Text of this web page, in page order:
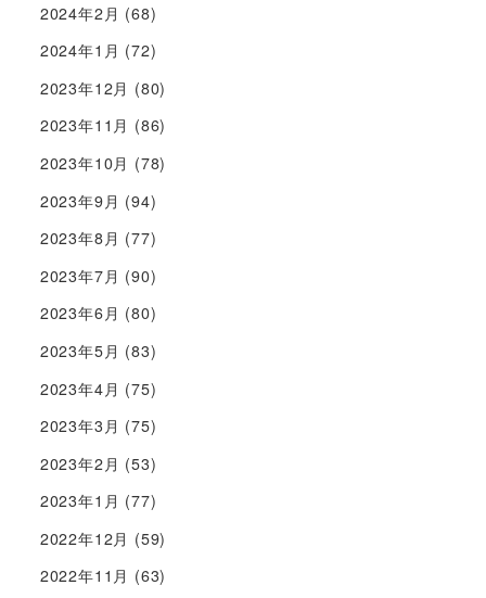
2024年2月 (68)
2024年1月 (72)
2023年12月 (80)
2023年11月 (86)
2023年10月 (78)
2023年9月 (94)
2023年8月 (77)
2023年7月 (90)
2023年6月 (80)
2023年5月 (83)
2023年4月 (75)
2023年3月 (75)
2023年2月 (53)
2023年1月 (77)
2022年12月 (59)
2022年11月 (63)